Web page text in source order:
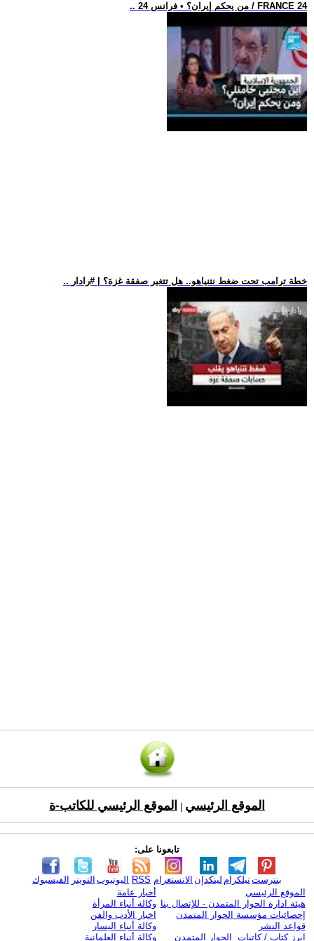
.. من يحكم إيران؟ • فرانس 24 / FRANCE 24
.. خطة ترامب تحت ضغط نتنياهو.. هل تتغير صفقة غزة؟ | #رادار
الموقع الرئيسي الموقع الرئيسي للكاتب-ة
تابعونا على:
الفيسبوك التويتر اليوتيوب RSS الانستغرام لينكدإن تيلكرامبنترست
الموقع الرئيسي
هيئة ادارة الحوار المتمدن - للإتصال بنا
إحصائيات مؤسسة الحوار المتمدن
قواعد النشر
ابرز كتاب / كاتبات الحوار المتمدن
أخبار عامة
وكالة أنباء المرأة
اخبار الأدب والفن
وكالة أنباء اليسار
وكالة أنباء العلمانية